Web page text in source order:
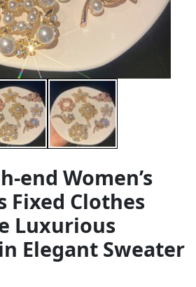
end Women’s
Fixed Clothes
Luxurious
Elegant Sweater